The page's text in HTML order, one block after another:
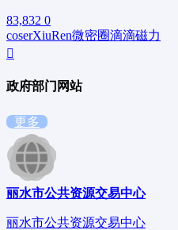
83,832 0
coserXiuRen微密圈滴滴磁力
政府部门网站
更多
丽水市公共资源交易中心
丽水市公共资源交易中心